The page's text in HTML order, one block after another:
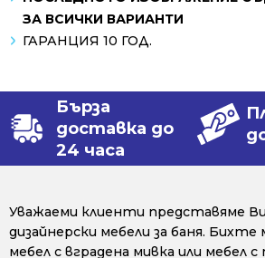
ЗА ВСИЧКИ ВАРИАНТИ
ГАРАНЦИЯ 10 ГОД.
Бърза
доставка до
24 часа
Уважаеми клиенти представяме
дизайнерски мебели за баня. Бихте
мебел с вградена мивка или мебел